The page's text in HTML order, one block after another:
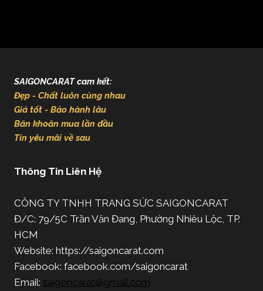
SAIGONCARAT cam kết:
Đẹp - Chất luôn cùng nhau
Giá tốt - Bảo hành lâu
Băn khoăn mua lần đầu
Tin yêu mãi về sau
Thông Tin Liên Hệ
CÔNG TY TNHH TRANG SỨC SAIGONCARAT
Đ/C: 79/5C Trần Văn Đang, Phường Nhiêu Lộc, TP.
HCM
Website: https://saigoncarat.com
Facebook: facebook.com/saigoncarat
Email: saigoncarat@gmail.com